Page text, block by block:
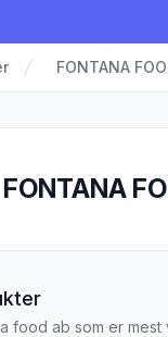
FONTANA
FONTANA
fra FONTANA
food ab som er mest